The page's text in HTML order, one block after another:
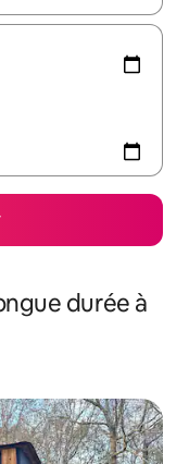
durée à